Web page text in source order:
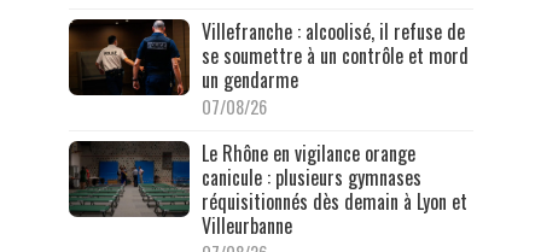
Villefranche : alcoolisé, il refuse de
se soumettre à un contrôle et mord
un gendarme
07/08/26
Le Rhône en vigilance orange
canicule : plusieurs gymnases
réquisitionnés dès demain à Lyon et
Villeurbanne